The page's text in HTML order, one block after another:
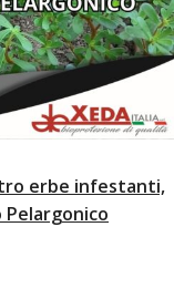
erbe infestanti,
Pelargonico